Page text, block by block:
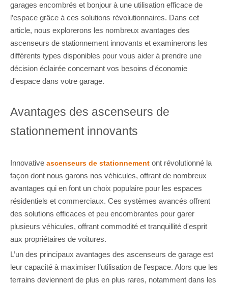
garages encombrés et bonjour à une utilisation efficace de
l’espace grâce à ces solutions révolutionnaires. Dans cet
article, nous explorerons les nombreux avantages des
ascenseurs de stationnement innovants et examinerons les
différents types disponibles pour vous aider à prendre une
décision éclairée concernant vos besoins d'économie
d'espace dans votre garage.
Avantages des ascenseurs de
stationnement innovants
Innovative ascenseurs de stationnement ont révolutionné la
façon dont nous garons nos véhicules, offrant de nombreux
avantages qui en font un choix populaire pour les espaces
résidentiels et commerciaux. Ces systèmes avancés offrent
des solutions efficaces et peu encombrantes pour garer
plusieurs véhicules, offrant commodité et tranquillité d'esprit
aux propriétaires de voitures.
L’un des principaux avantages des ascenseurs de garage est
leur capacité à maximiser l’utilisation de l’espace. Alors que les
terrains deviennent de plus en plus rares, notamment dans les